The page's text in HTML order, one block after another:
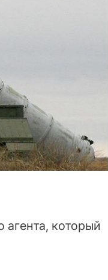
агента, который